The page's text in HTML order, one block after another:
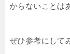
からないことは
ぜひ参考にして